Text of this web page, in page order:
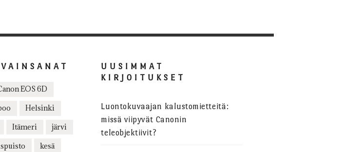
EOS 6D
Helsinki
Itämeri järvi
kesä
UUSIMMAT
KIRJOITUKSET
Luontokuvaajan kalustomietteitä:
missä viipyvät Canonin
teleobjektiivit?